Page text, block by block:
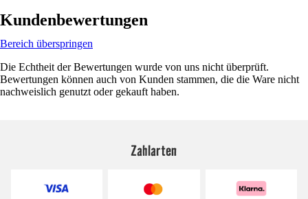
Kundenbewertungen
Bereich überspringen
Die Echtheit der Bewertungen wurde von uns nicht überprüft.
Bewertungen können auch von Kunden stammen, die die Ware nicht
nachweislich genutzt oder gekauft haben.
Zahlarten